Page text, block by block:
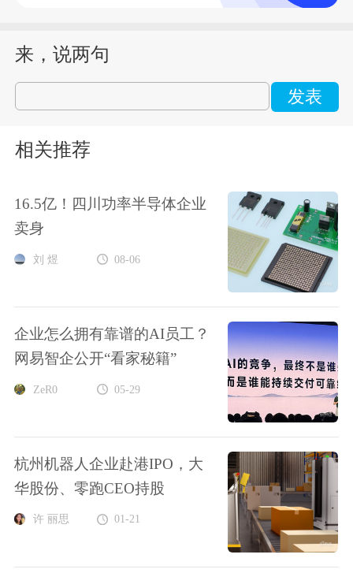
来，说两句
发表
相关推荐
16.5亿！四川功率半导体企业
卖身
刘 煜 08-06
企业怎么拥有靠谱的AI员工？
网易智企公开“看家秘籍”
ZeR0 05-29
杭州机器人企业赴港IPO，大
华股份、零跑CEO持股
许 丽思 01-21